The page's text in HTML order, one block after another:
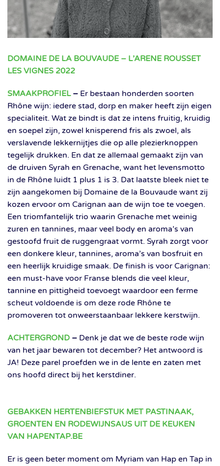
DOMAINE DE LA BOUVAUDE – L’ARENE ROUSSET
LES VIGNES 2022
SMAAKPROFIEL– Er bestaan honderden soorten
Rhône wijn: iedere stad, dorp en maker heeft zijn eigen
specialiteit. Wat ze bindt is dat ze intens fruitig, kruidig
en soepel zijn, zowel knisperend fris als zwoel, als
verslavende lekkernijtjes die op alle plezierknoppen
tegelijk drukken. En dat ze allemaal gemaakt zijn van
de druiven Syrah en Grenache, want het levensmotto
in de Rhône luidt 1 plus 1 is 3. Dat laatste bleek niet te
zijn aangekomen bij Domaine de la Bouvaude want zij
kozen ervoor om Carignan aan de wijn toe te voegen.
Een triomfantelijk trio waarin Grenache met weinig
zuren en tannines, maar veel body en aroma’s van
gestoofd fruit de ruggengraat vormt. Syrah zorgt voor
een donkere kleur, tannines, aroma’s van bosfruit en
een heerlijk kruidige smaak. De finish is voor Carignan:
een must-have voor Franse blends die veel kleur,
tannine en pittigheid toevoegt waardoor een ferme
scheut voldoende is om deze rode Rhône te
promoveren tot onweerstaanbaar lekkere kerstwijn.
ACHTERGROND – Denk je dat we de beste rode wijn
van het jaar bewaren tot december? Het antwoord is
JA! Deze parel proefden we in de lente en zaten met
ons hoofd direct bij het kerstdiner.
GEBAKKEN HERTENBIEFSTUK MET PASTINAAK,
GROENTEN EN RODEWIJNSAUS UIT DE KEUKEN
VAN HAPENTAP.BE
Er is geen beter moment om Myriam van Hap en Tap in